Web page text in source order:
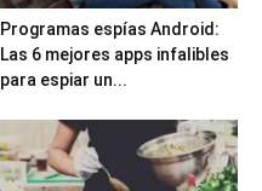
Programas espías Android:
Las 6 mejores apps infalibles
para espiar un...